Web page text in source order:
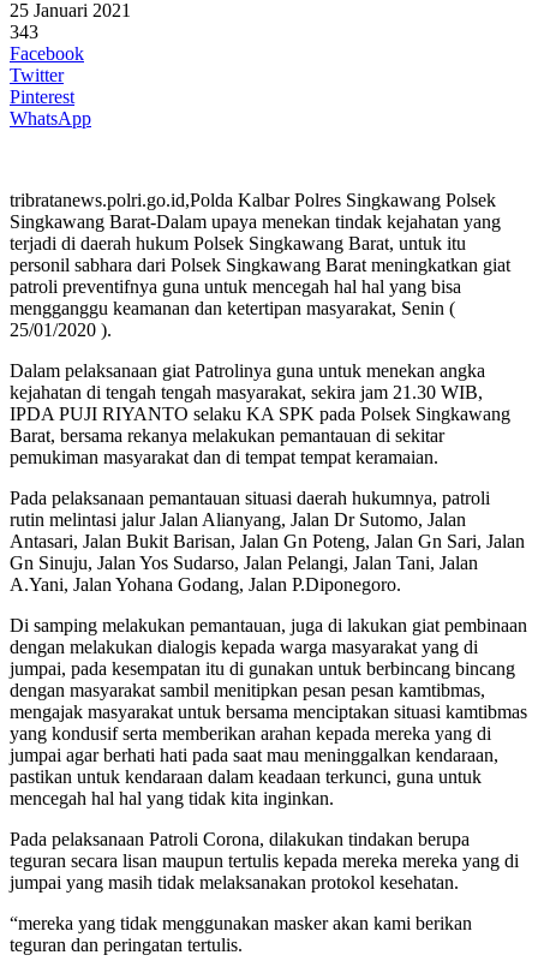
25 Januari 2021
343
Facebook
Twitter
Pinterest
WhatsApp
tribratanews.polri.go.id,Polda Kalbar Polres Singkawang Polsek
Singkawang Barat-Dalam upaya menekan tindak kejahatan yang
terjadi di daerah hukum Polsek Singkawang Barat, untuk itu
personil sabhara dari Polsek Singkawang Barat meningkatkan giat
patroli preventifnya guna untuk mencegah hal hal yang bisa
mengganggu keamanan dan ketertipan masyarakat, Senin (
25/01/2020 ).
Dalam pelaksanaan giat Patrolinya guna untuk menekan angka
kejahatan di tengah tengah masyarakat, sekira jam 21.30 WIB,
IPDA PUJI RIYANTO selaku KA SPK pada Polsek Singkawang
Barat, bersama rekanya melakukan pemantauan di sekitar
pemukiman masyarakat dan di tempat tempat keramaian.
Pada pelaksanaan pemantauan situasi daerah hukumnya, patroli
rutin melintasi jalur Jalan Alianyang, Jalan Dr Sutomo, Jalan
Antasari, Jalan Bukit Barisan, Jalan Gn Poteng, Jalan Gn Sari, Jalan
Gn Sinuju, Jalan Yos Sudarso, Jalan Pelangi, Jalan Tani, Jalan
A.Yani, Jalan Yohana Godang, Jalan P.Diponegoro.
Di samping melakukan pemantauan, juga di lakukan giat pembinaan
dengan melakukan dialogis kepada warga masyarakat yang di
jumpai, pada kesempatan itu di gunakan untuk berbincang bincang
dengan masyarakat sambil menitipkan pesan pesan kamtibmas,
mengajak masyarakat untuk bersama menciptakan situasi kamtibmas
yang kondusif serta memberikan arahan kepada mereka yang di
jumpai agar berhati hati pada saat mau meninggalkan kendaraan,
pastikan untuk kendaraan dalam keadaan terkunci, guna untuk
mencegah hal hal yang tidak kita inginkan.
Pada pelaksanaan Patroli Corona, dilakukan tindakan berupa
teguran secara lisan maupun tertulis kepada mereka mereka yang di
jumpai yang masih tidak melaksanakan protokol kesehatan.
“mereka yang tidak menggunakan masker akan kami berikan
teguran dan peringatan tertulis.